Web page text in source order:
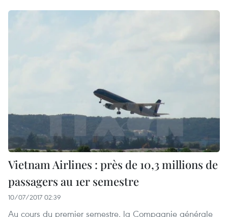
Vietnam Airlines : près de 10,3 millions de
passagers au 1er semestre
10/07/2017 02:39
Au cours du premier semestre, la Compagnie générale